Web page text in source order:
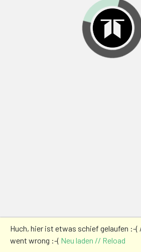
Huch, hier ist etwas schief gelaufen :-
went wrong :-( Neu laden // Reload